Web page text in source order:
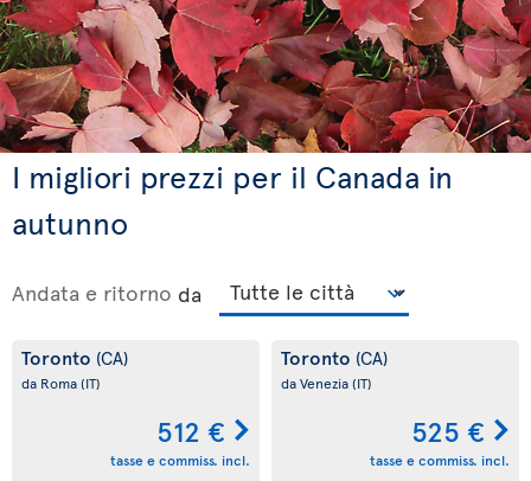
I migliori prezzi per il Canada in
autunno
Andata e ritorno da
Toronto (CA)
da Roma(IT)
512 €
tasse e commiss. incl.
Toronto (CA)
da Venezia(IT)
525 €
tasse e commiss. incl.